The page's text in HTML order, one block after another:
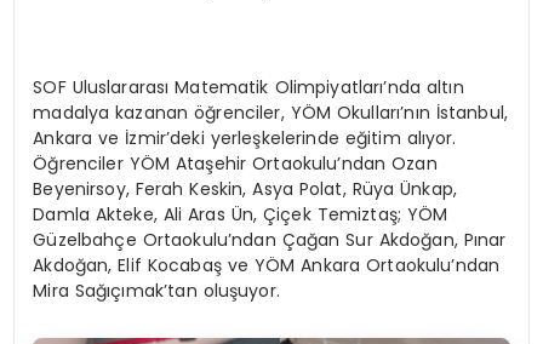
SOF Uluslararası Matematik Olimpiyatları’nda altın
madalya kazanan öğrenciler, YÖM Okulları’nın İstanbul,
Ankara ve İzmir’deki yerleşkelerinde eğitim alıyor.
Öğrenciler YÖM Ataşehir Ortaokulu’ndan Ozan
Beyenirsoy, Ferah Keskin, Asya Polat, Rüya Ünkap,
Damla Akteke, Ali Aras Ün, Çiçek Temiztaş; YÖM
Güzelbahçe Ortaokulu’ndan Çağan Sur Akdoğan, Pınar
Akdoğan, Elif Kocabaş ve YÖM Ankara Ortaokulu’ndan
Mira Sağıçımak’tan oluşuyor.